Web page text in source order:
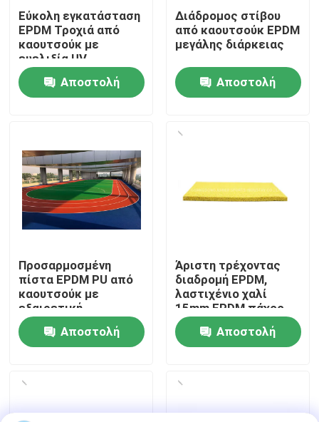
Αρχική
Προϊόντα
Βίντεο
Ξενάγηση στο Εργοστάσιο
Ποιοτικός έλεγχος
Επικοινωνήστε μαζί μας
Ειδήσεις
Ζητήστε μια προσφορά
Εύκολη εγκατάσταση
EPDM Τροχιά από
καουτσούκ με
ευελιξία UV
Αποστολή
Διάδρομος στίβου
από καουτσούκ EPDM
μεγάλης διάρκειας
Αποστολή
Προσαρμοσμένη
πίστα EPDM PU από
καουτσούκ με
εξαιρετική
απορρόφηση
κρούσεων και αντοχή
στα UV
Αποστολή
Άριστη τρέχοντας
διαδρομή EPDM,
λαστιχένιο χαλί
15mm EPDM πάχος
Αποστολή